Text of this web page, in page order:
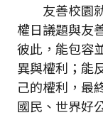
友善校園就
權日議題與友
彼此，能包容
異與權利；能
己的權利，最
國民、世界好